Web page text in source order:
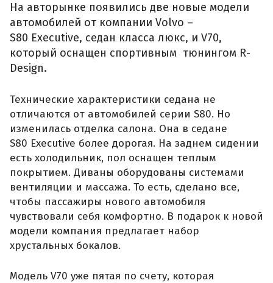
На авторынке появились две новые модели
автомобилей от компании Volvo –
S80 Executive, седан класса люкс, и V70,
который оснащен спортивным тюнингом R-
Design.
Технические характеристики седана не
отличаются от автомобилей серии S80. Но
изменилась отделка салона. Она в седане
S80 Executive более дорогая. На заднем сидении
есть холодильник, пол оснащен теплым
покрытием. Диваны оборудованы системами
вентиляции и массажа. То есть, сделано все,
чтобы пассажиры нового автомобиля
чувствовали себя комфортно. В подарок к новой
модели компания предлагает набор
хрустальных бокалов.
Модель V70 уже пятая по счету, которая